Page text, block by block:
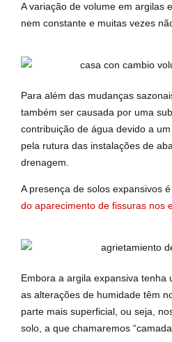
A variação de volume em argilas
nem constante e muitas vezes
Para além das mudanças
também ser causada por uma
contribuição de água devido a
pela rutura das instalações de
drenagem.
A presença de solos expansivos
do aparecimento de fissuras nos
Embora a argila expansiva tenha
as alterações de humidade têm
parte mais superficial, ou seja,
solo, a que chamaremos “camada